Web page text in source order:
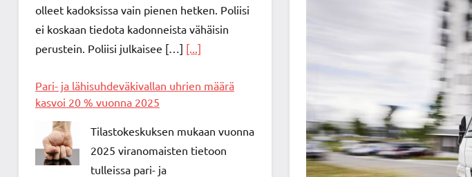
olleet kadoksissa vain pienen hetken. Poliisi
ei koskaan tiedota kadonneista vähäisin
perustein. Poliisi julkaisee […] [...]
Pari- ja lähisuhdeväkivallan uhrien määrä
kasvoi 20 % vuonna 2025
Tilastokeskuksen mukaan vuonna
2025 viranomaisten tietoon
tulleissa pari- ja